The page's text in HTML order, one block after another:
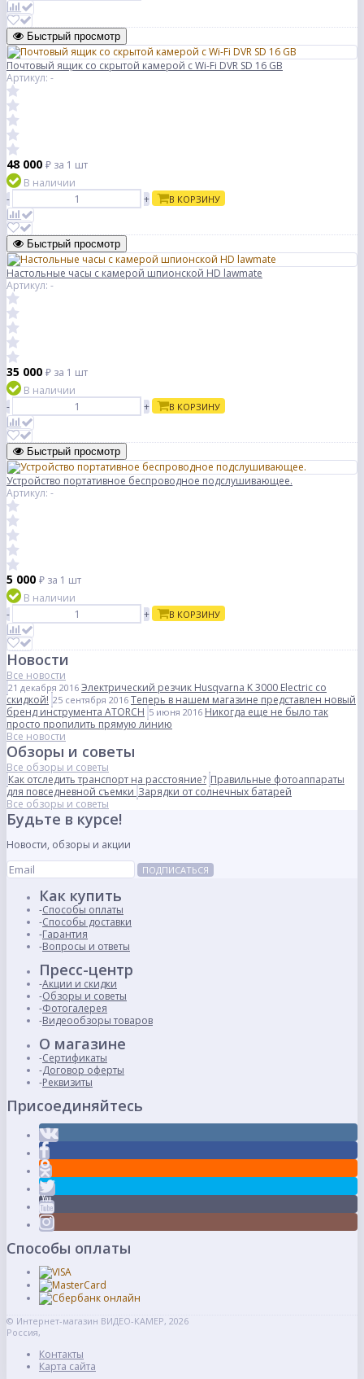
Быстрый просмотр
Почтовый ящик со скрытой камерой с Wi-Fi DVR SD 16 GB
Артикул: -
48 000 ₽ за 1 шт
В наличии
-
+ В КОРЗИНУ
Быстрый просмотр
Настольные часы с камерой шпионской HD lawmate
Артикул: -
35 000 ₽ за 1 шт
В наличии
-
+ В КОРЗИНУ
Быстрый просмотр
Устройство портативное беспроводное подслушивающее.
Артикул: -
5 000 ₽ за 1 шт
В наличии
-
+ В КОРЗИНУ
Новости
Все новости
21 декабря 2016 Электрический резчик Husqvarna K 3000 Electric со
скидкой! 25 сентября 2016 Теперь в нашем магазине представлен новый
бренд инструмента ATORCH 5 июня 2016 Никогда еще не было так
просто пропилить прямую линию
Все новости
Обзоры и советы
Все обзоры и советы
Как отследить транспорт на расстояние? Правильные фотоаппараты
для повседневной съемки Зарядки от солнечных батарей
Все обзоры и советы
Будьте в курсе!
Новости, обзоры и акции
ПОДПИСАТЬСЯ
Как купить
Способы оплаты
Способы доставки
Гарантия
Вопросы и ответы
Пресс-центр
Акции и скидки
Обзоры и советы
Фотогалерея
Видеообзоры товаров
О магазине
Сертификаты
Договор оферты
Реквизиты
Присоединяйтесь
Способы оплаты
© Интернет-магазин ВИДЕО-КАМЕР, 2026
Россия,
Контакты
Карта сайта